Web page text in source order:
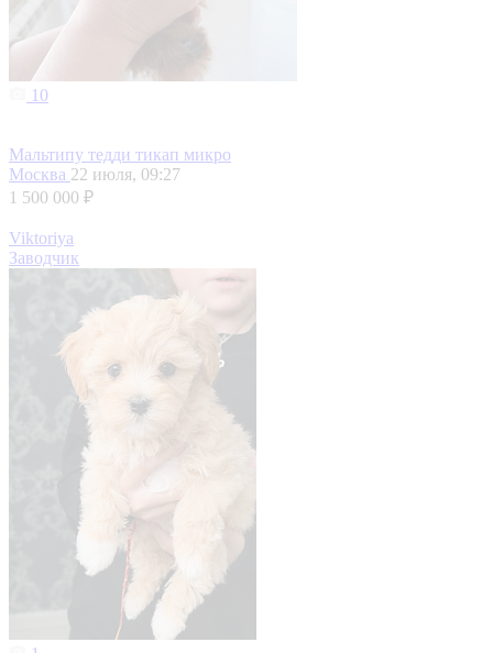
10
Мальтипу тедди тикап микро
Москва 22 июля, 09:27
1 500 000 ₽
Viktoriya
Заводчик